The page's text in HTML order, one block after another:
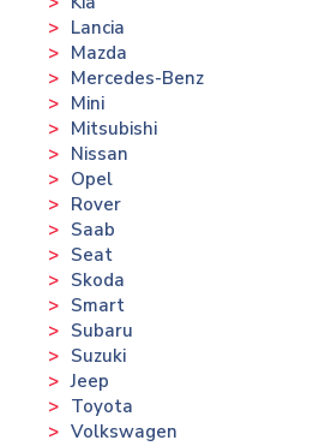
Lancia
Mazda
Mercedes-Benz
Mini
Mitsubishi
Nissan
Opel
Rover
Saab
Seat
Skoda
Smart
Subaru
Suzuki
Jeep
Toyota
Volkswagen